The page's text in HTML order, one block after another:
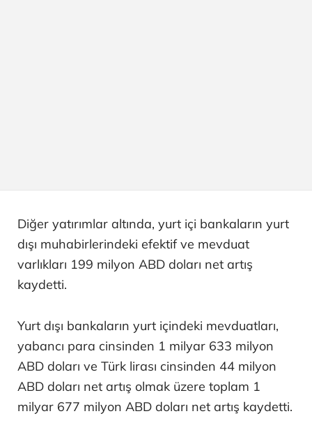
Diğer yatırımlar altında, yurt içi bankaların yurt
dışı muhabirlerindeki efektif ve mevduat
varlıkları 199 milyon ABD doları net artış
kaydetti.
Yurt dışı bankaların yurt içindeki mevduatları,
yabancı para cinsinden 1 milyar 633 milyon
ABD doları ve Türk lirası cinsinden 44 milyon
ABD doları net artış olmak üzere toplam 1
milyar 677 milyon ABD doları net artış kaydetti.